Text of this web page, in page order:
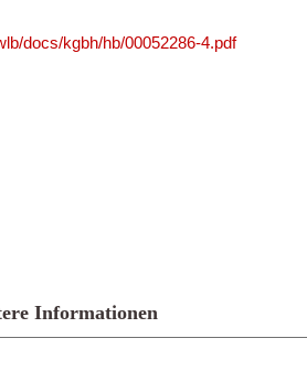
docs/kgbh/hb/00052286-4.pdf
Informationen